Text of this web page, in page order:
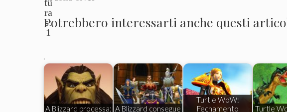
ra
s:
1
Potrebbero interessarti anche questi
.
A Blizzard processa: A Blizzard consegue
Turtle WoW:
Fechamento
Turtle